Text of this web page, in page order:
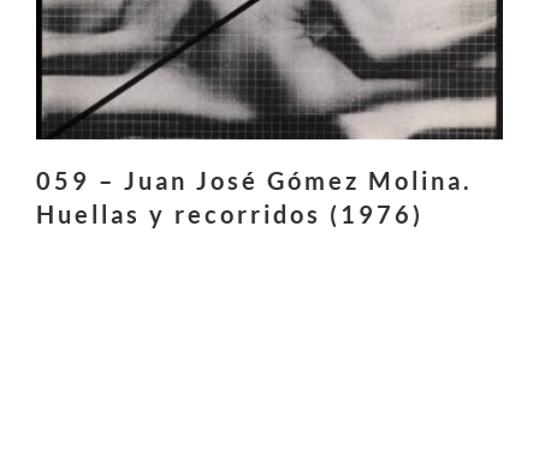
059 – Juan José Gómez Molina.
Huellas y recorridos (1976)